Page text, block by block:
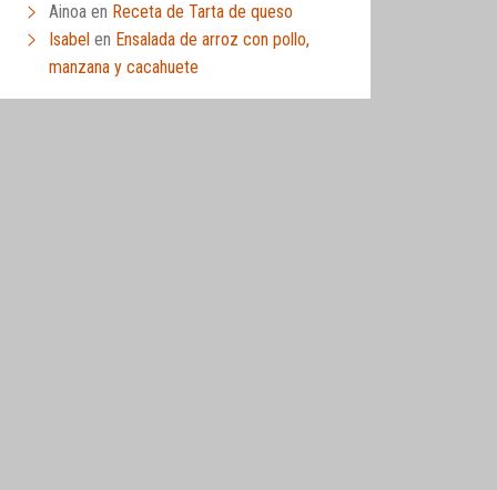
Ainoa en Receta de Tarta de queso
Isabel en Ensalada de arroz con pollo,
manzana y cacahuete